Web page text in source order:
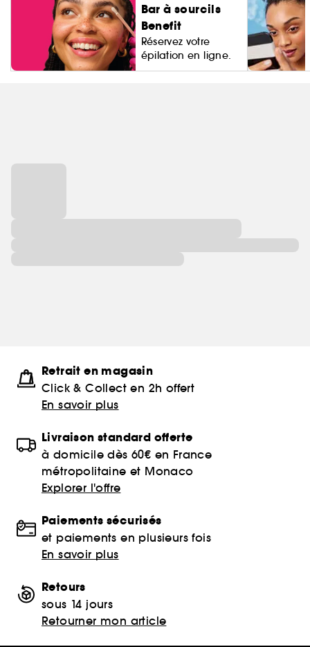
Bar à sourcils
Benefit
Réservez votre
épilation en ligne.
Retrait en magasin
Click & Collect en 2h offert
En savoir plus
Livraison standard offerte
à domicile dès 60€ en France
métropolitaine et Monaco
Explorer l'offre
Paiements sécurisés
et paiements en plusieurs fois
En savoir plus
Retours
sous 14 jours
Retourner mon article